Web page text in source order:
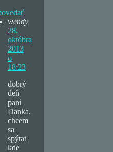
wendy
28.
októbra
2013
o
18:23
dobrý
deň
pani
Danka.
chcem
sa
spýtat
kde